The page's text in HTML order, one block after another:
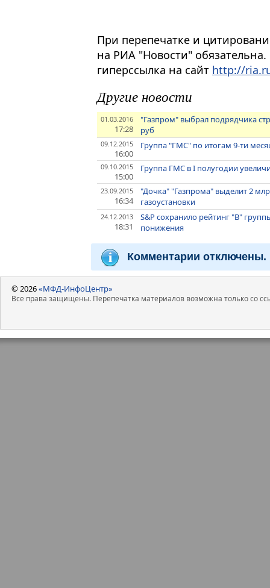
При перепечатке и
на РИА "Новости"
гиперссылка на сайт http://
Другие новости
01.03.2016
17:28
"Газпром" выбрал подрядчика
руб
09.12.2015
16:00
Группа "ГМС" по итогам 9-ти
09.10.2015
15:00
Группа ГМС в I полугодии
23.09.2015
16:34
"Дочка" "Газпрома" выделит 2
газоустановки
24.12.2013
18:31
S&P сохранило рейтинг "В"
понижения
Комментарии отключены.
© 2026«МФД-ИнфоЦентр»
Все права защищены. Перепечатка материалов возможна только со